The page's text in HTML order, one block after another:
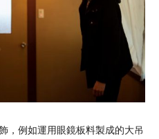
，例如運用眼鏡板料製成的大吊